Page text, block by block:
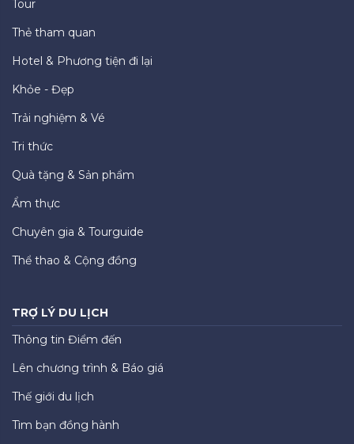
Tour
Thẻ tham quan
Hotel & Phương tiện đi lại
Khỏe - Đẹp
Trải nghiệm & Vé
Tri thức
Quà tặng & Sản phẩm
Ẩm thực
Chuyên gia & Tourguide
Thể thao & Cộng đồng
TRỢ LÝ DU LỊCH
Thông tin Điểm đến
Lên chương trình & Báo giá
Thế giới du lịch
Tìm bạn đồng hành